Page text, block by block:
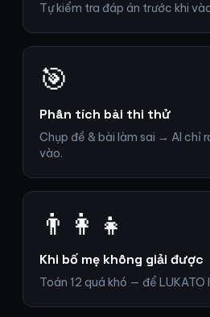
Tự kiểm tra đáp án trước khi
🎯
Phân tích bài thi thử
Chụp đề & bài làm sai → AI chỉ
vào.
👨‍👩‍👧
Khi bố mẹ không giải được
Toán 12 quá khó — để LUKATO